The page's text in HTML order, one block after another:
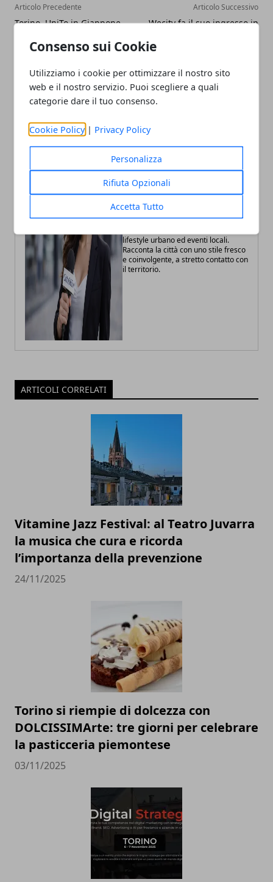
Consenso sui Cookie
Utilizziamo i cookie per ottimizzare il nostro sito
web e il nostro servizio. Puoi scegliere a quali
categorie dare il tuo consenso.
Cookie Policy | Privacy Policy
Personalizza
Rifiuta Opzionali
Accetta Tutto
Articolo Precedente
Torino, UniTo in Giappone
Articolo Successivo
Wecity fa il suo ingresso in
risultati da record, debutta
con un progetto esclusivo
Fabiana Fissore è web editor e
lifestyle urbano ed eventi locali.
Racconta la città con uno stile fresco
e coinvolgente, a stretto contatto con
il territorio.
ARTICOLI CORRELATI
Vitamine Jazz Festival: al Teatro Juvarra
la musica che cura e ricorda
l’importanza della prevenzione
24/11/2025
Torino si riempie di dolcezza con
DOLCISSIMArte: tre giorni per celebrare
la pasticceria piemontese
03/11/2025